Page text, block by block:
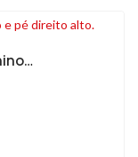
GALPÃO +ou - 800m2 com mezanino e pé direito alto.